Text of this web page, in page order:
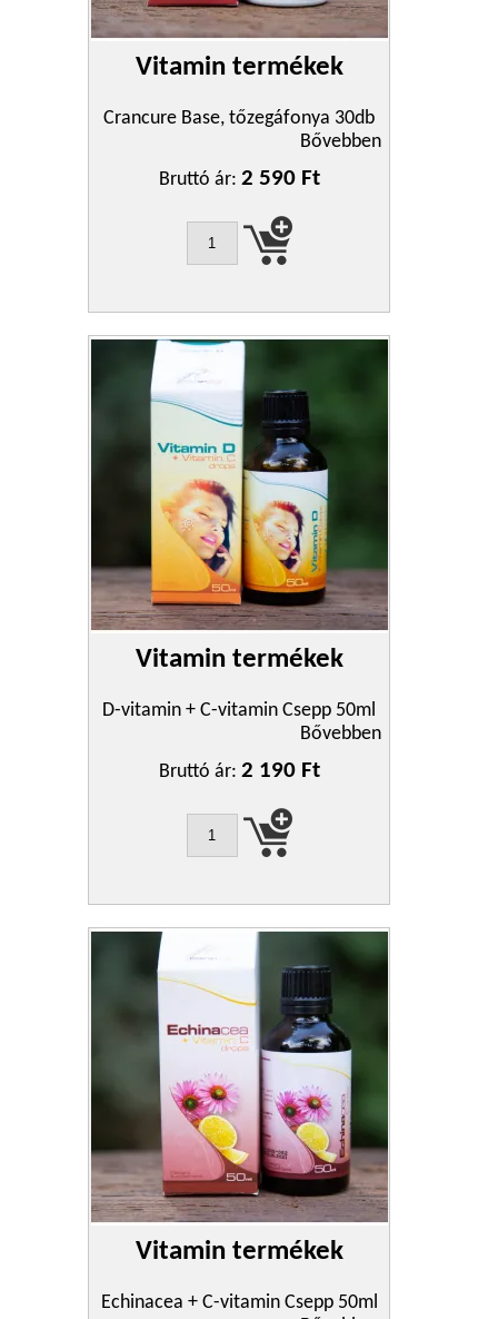
Vitamin termékek
Crancure Base, tőzegáfonya 30db
Bővebben
Bruttó ár: 2 590 Ft
Vitamin termékek
D-vitamin + C-vitamin Csepp 50ml
Bővebben
Bruttó ár: 2 190 Ft
Vitamin termékek
Echinacea + C-vitamin Csepp 50ml